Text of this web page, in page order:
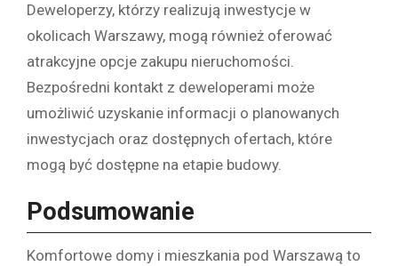
Deweloperzy, którzy realizują inwestycje w
okolicach Warszawy, mogą również oferować
atrakcyjne opcje zakupu nieruchomości.
Bezpośredni kontakt z deweloperami może
umożliwić uzyskanie informacji o planowanych
inwestycjach oraz dostępnych ofertach, które
mogą być dostępne na etapie budowy.
Podsumowanie
Komfortowe domy i mieszkania pod Warszawą to